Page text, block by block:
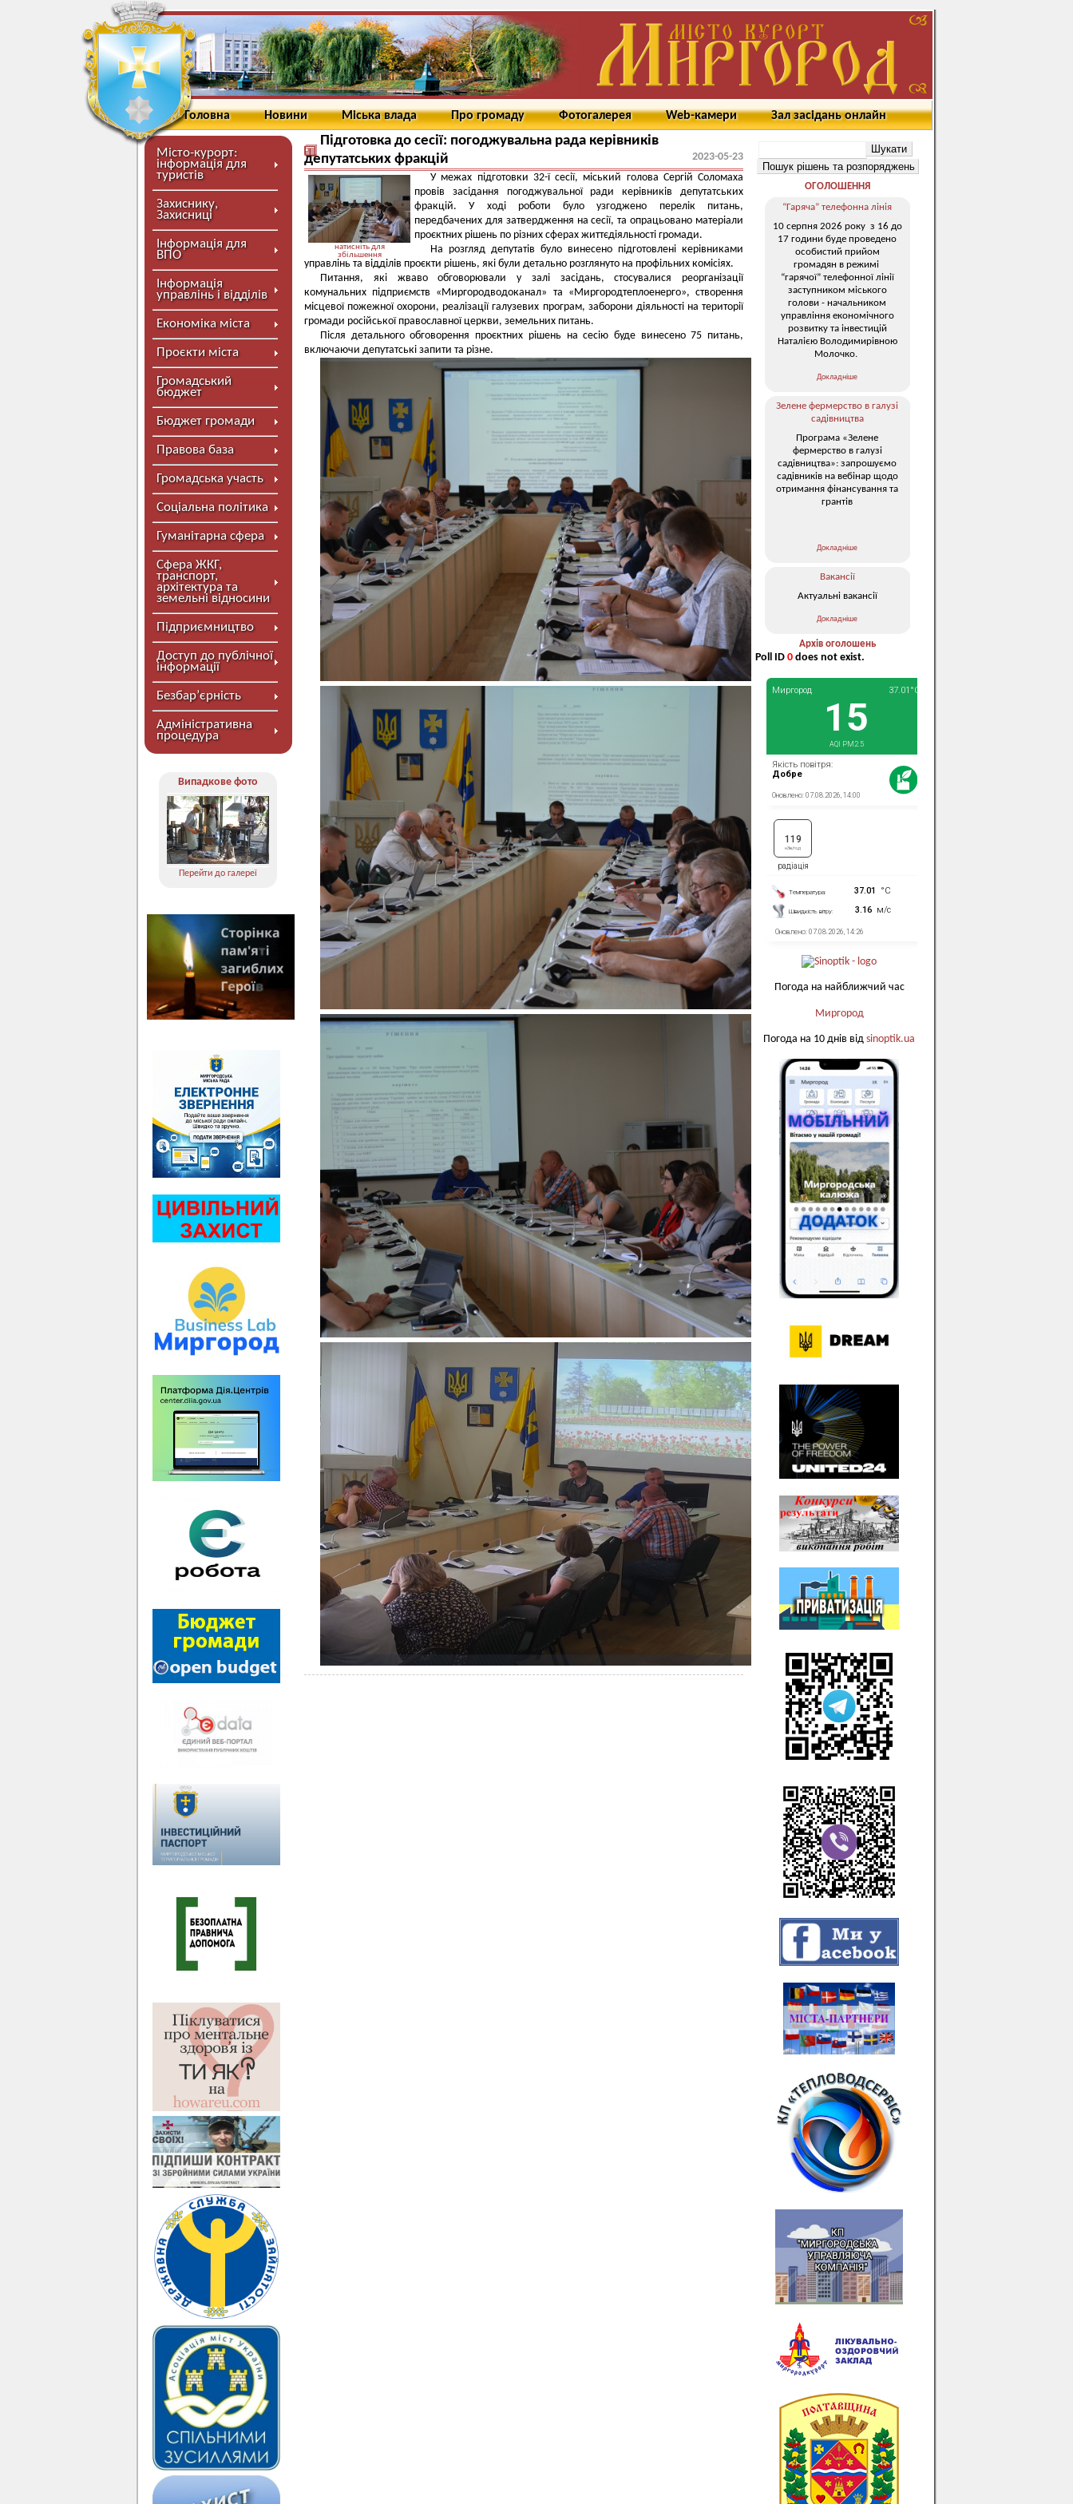
Головна Новини Міська влада Про громаду Фотогалерея Web-камери Зал засідань онлайн
Місто-курорт:
інформація для
туристів
Захиснику,
Захисниці
Інформація для
ВПО
Інформація
управлінь і відділів
Економіка міста
Проєкти міста
Громадський
бюджет
Бюджет громади
Правова база
Громадська участь
Соціальна політика
Гуманітарна сфера
Сфера ЖКГ,
транспорт,
архітектура та
земельні відносини
Підприємництво
Доступ до публічної
інформації
Безбар’єрність
Адміністративна
процедура
Випадкове фото
Перейти до галереї
Підготовка до сесії: погоджувальна рада керівників
депутатських фракцій
2023-05-23
натисніть для
збільшення
У межах підготовки 32-ї сесії, міський голова Сергій Соломаха
провів засідання погоджувальної ради керівників депутатських
фракцій. У ході роботи було узгоджено перелік питань,
передбачених для затвердження на сесії, та опрацьовано матеріали
проєктних рішень по різних сферах життєдіяльності громади.
На розгляд депутатів було винесено підготовлені керівниками
управлінь та відділів проєкти рішень, які були детально розглянуто на профільних комісіях.
Питання, які жваво обговорювали у залі засідань, стосувалися реорганізації
комунальних підприємств «Миргородводоканал» та «Миргородтеплоенерго», створення
місцевої пожежної охорони, реалізації галузевих програм, заборони діяльності на території
громади російської православної церкви, земельних питань.
Після детального обговорення проєктних рішень на сесію буде винесено 75 питань,
включаючи депутатські запити та різне.
ОГОЛОШЕННЯ
“Гаряча” телефонна лінія
10 серпня 2026 року з 16 до
17 години буде проведено
особистий прийом
громадян в режимі
“гарячої” телефонної лінії
заступником міського
голови - начальником
управління економічного
розвитку та інвестицій
Наталією Володимирівною
Молочко.
Докладніше
Зелене фермерство в галузі
садівництва
Програма «Зелене
фермерство в галузі
садівництва»: запрошуємо
садівників на вебінар щодо
отримання фінансування та
грантів
Докладніше
Вакансії
Актуальні вакансії
Докладніше
Архів оголошень
Poll ID 0 does not exist.
Погода на найближчий час
Миргород
Погода на 10 днів від sinoptik.ua